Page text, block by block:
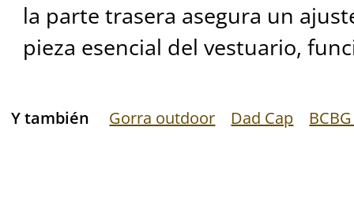
la parte trasera asegura un
pieza esencial del vestuario,
Y también Gorra outdoor Dad Cap